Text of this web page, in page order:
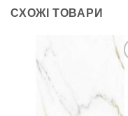
СХОЖІ ТОВАРИ
ДОДАТИ
ДО